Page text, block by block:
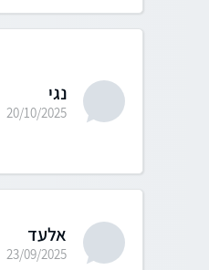
נגי
20/10/2025
אלעד
23/09/2025